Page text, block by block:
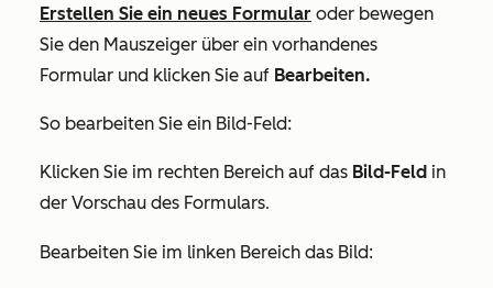
Erstellen Sie ein neues Formular oder bewegen
Sie den Mauszeiger über ein vorhandenes
Formular und klicken Sie auf Bearbeiten.
So bearbeiten Sie ein Bild-Feld:
Klicken Sie im rechten Bereich auf das Bild-Feld in
der Vorschau des Formulars.
Bearbeiten Sie im linken Bereich das Bild: